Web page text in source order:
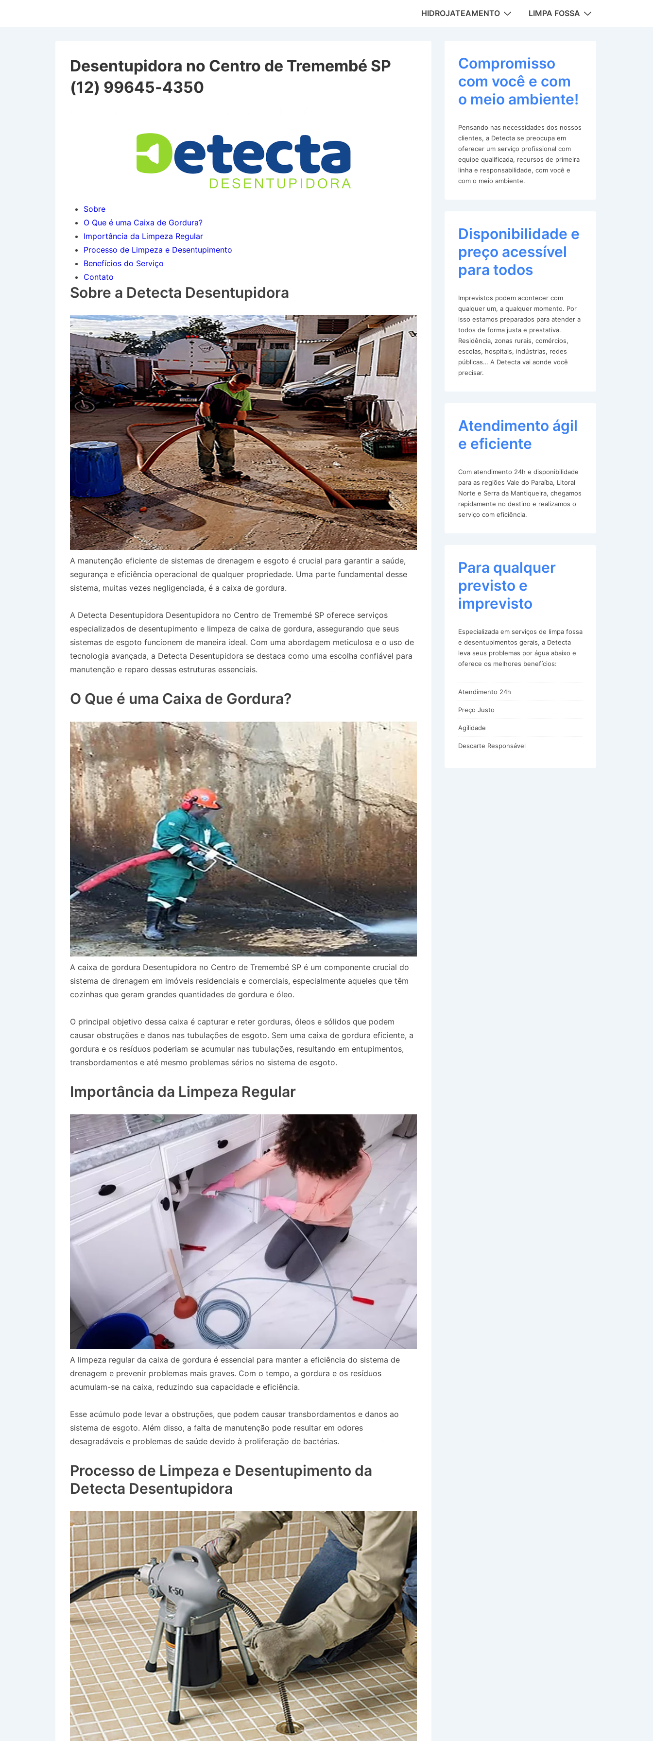
MainHIDROJATEAMENTO LIMPA FOSSA
Desentupidora no Centro de Tremembé SP
(12) 99645-4350
Sobre
O Que é uma Caixa de Gordura?
Importância da Limpeza Regular
Processo de Limpeza e Desentupimento
Benefícios do Serviço
Contato
Sobre a Detecta Desentupidora
A manutenção eficiente de sistemas de drenagem e esgoto é crucial para garantir a saúde,
segurança e eficiência operacional de qualquer propriedade. Uma parte fundamental desse
sistema, muitas vezes negligenciada, é a caixa de gordura.
A Detecta Desentupidora Desentupidora no Centro de Tremembé SP oferece serviços
especializados de desentupimento e limpeza de caixa de gordura, assegurando que seus
sistemas de esgoto funcionem de maneira ideal. Com uma abordagem meticulosa e o uso de
tecnologia avançada, a Detecta Desentupidora se destaca como uma escolha confiável para
manutenção e reparo dessas estruturas essenciais.
O Que é uma Caixa de Gordura?
A caixa de gordura Desentupidora no Centro de Tremembé SP é um componente crucial do
sistema de drenagem em imóveis residenciais e comerciais, especialmente aqueles que têm
cozinhas que geram grandes quantidades de gordura e óleo.
O principal objetivo dessa caixa é capturar e reter gorduras, óleos e sólidos que podem
causar obstruções e danos nas tubulações de esgoto. Sem uma caixa de gordura eficiente, a
gordura e os resíduos poderiam se acumular nas tubulações, resultando em entupimentos,
transbordamentos e até mesmo problemas sérios no sistema de esgoto.
Importância da Limpeza Regular
A limpeza regular da caixa de gordura é essencial para manter a eficiência do sistema de
drenagem e prevenir problemas mais graves. Com o tempo, a gordura e os resíduos
acumulam-se na caixa, reduzindo sua capacidade e eficiência.
Esse acúmulo pode levar a obstruções, que podem causar transbordamentos e danos ao
sistema de esgoto. Além disso, a falta de manutenção pode resultar em odores
desagradáveis e problemas de saúde devido à proliferação de bactérias.
Processo de Limpeza e Desentupimento da
Detecta Desentupidora
Compromisso
com você e com
o meio ambiente!
Pensando nas necessidades dos nossos
clientes, a Detecta se preocupa em
oferecer um serviço profissional com
equipe qualificada, recursos de primeira
linha e responsabilidade, com você e
com o meio ambiente.
Disponibilidade e
preço acessível
para todos
Imprevistos podem acontecer com
qualquer um, a qualquer momento. Por
isso estamos preparados para atender a
todos de forma justa e prestativa.
Residência, zonas rurais, comércios,
escolas, hospitais, indústrias, redes
públicas… A Detecta vai aonde você
precisar.
Atendimento ágil
e eficiente
Com atendimento 24h e disponibilidade
para as regiões Vale do Paraíba, Litoral
Norte e Serra da Mantiqueira, chegamos
rapidamente no destino e realizamos o
serviço com eficiência.
Para qualquer
previsto e
imprevisto
Especializada em serviços de limpa fossa
e desentupimentos gerais, a Detecta
leva seus problemas por água abaixo e
oferece os melhores benefícios:
Atendimento 24h
Preço Justo
Agilidade
Descarte Responsável